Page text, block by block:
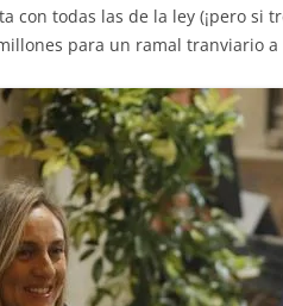
con todas las de la ley (¡pero si
para un ramal tranviario